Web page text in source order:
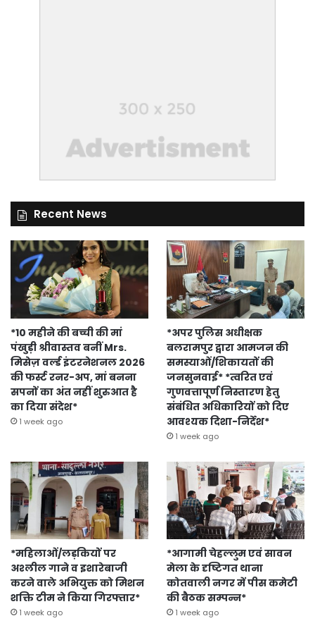
Recent News
*10 महीने की बच्ची की मां
पंखुड़ी श्रीवास्तव बनीं Mrs.
मिसेज़ वर्ल्ड इंटरनेशनल 2026
की फर्स्ट रनर-अप, मां बनना
सपनों का अंत नहीं शुरुआत है
का दिया संदेश*
1 week ago
*अपर पुलिस अधीक्षक
बलरामपुर द्वारा आमजन की
समस्याओं/शिकायतों की
जनसुनवाई* *त्वरित एवं
गुणवत्तापूर्ण निस्तारण हेतु
संबंधित अधिकारियों को दिए
आवश्यक दिशा-निर्देश*
1 week ago
*महिलाओं/लड़कियों पर
अश्लील गाने व इशारेबाजी
करने वाले अभियुक्त को मिशन
शक्ति टीम ने किया गिरफ्तार*
1 week ago
*आगामी चेहल्लुम एवं सावन
मेला के दृष्टिगत थाना
कोतवाली नगर में पीस कमेटी
की बैठक सम्पन्न*
1 week ago